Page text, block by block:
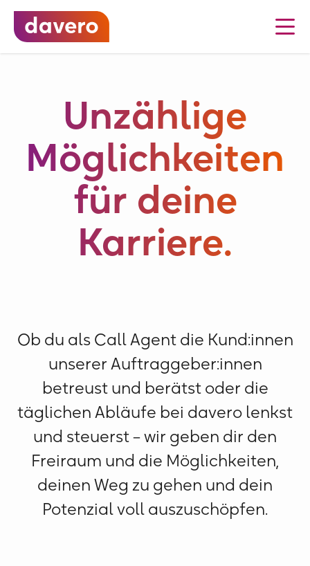
Unzählige
Möglichkeiten
für deine
Karriere.
Ob du als Call Agent die Kund:innen
unserer Auftraggeber:innen
betreust und berätst oder die
täglichen Abläufe bei davero lenkst
und steuerst – wir geben dir den
Freiraum und die Möglichkeiten,
deinen Weg zu gehen und dein
Potenzial voll auszuschöpfen.